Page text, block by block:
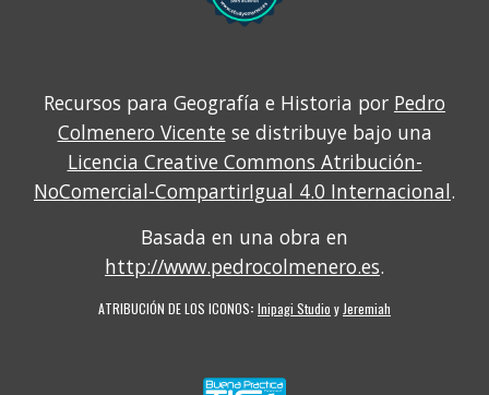
Recursos para Geografía e Historia por Pedro
Colmenero Vicente se distribuye bajo una
Licencia Creative Commons Atribución-
NoComercial-CompartirIgual 4.0 Internacional.
Basada en una obra en
http://www.pedrocolmenero.es.
ATRIBUCIÓN DE LOS ICONOS: Inipagi Studio y Jeremiah